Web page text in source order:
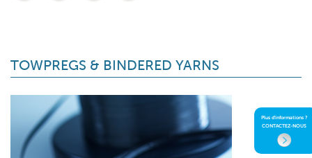
Plus d'informations ?
CONTACTEZ-NOUS
TOWPREGS & BINDERED YARNS